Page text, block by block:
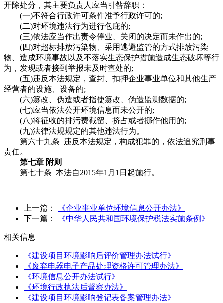
开除处分，其主要负责人应当引咎辞职：
(一)不符合行政许可条件准予行政许可的;
(二)对环境违法行为进行包庇的;
(三)依法应当作出责令停业、关闭的决定而未作出的;
(四)对超标排放污染物、采用逃避监管的方式排放污染
物、造成环境事故以及不落实生态保护措施造成生态破坏等行
为，发现或者接到举报未及时查处的;
(五)违反本法规定，查封、扣押企业事业单位和其他生产
经营者的设施、设备的;
(六)篡改、伪造或者指使篡改、伪造监测数据的;
(七)应当依法公开环境信息而未公开的;
(八)将征收的排污费截留、挤占或者挪作他用的;
(九)法律法规规定的其他违法行为。
第六十九条 违反本法规定，构成犯罪的，依法追究刑事
责任。
第七章 附则
第七十条 本法自2015年1月1日起施行。
上一篇：
《企业事业单位环境信息公开办法》
下一篇：
《中华人民共和国环境保护税法实施条例》
相关信息
《建设项目环境影响后评价管理办法试行》
《废弃电器电子产品处理资格许可管理办法》
《环境信息公开办法试行》
《环境行政执法后督察办法》
《建设项目环境影响登记表备案管理办法》